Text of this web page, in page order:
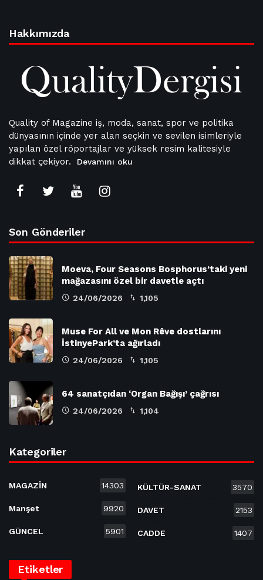
Hakkımızda
Quality of Magazine iş, moda, sanat, spor ve politika
dünyasının içinde yer alan seçkin ve sevilen isimleriyle
yapılan özel röportajlar ve yüksek resim kalitesiyle
dikkat çekiyor.
Devamını oku
Son Gönderiler
Moeva, Four Seasons Bosphorus’taki yeni
mağazasını özel bir davetle açtı
24/06/2026 1,105
Muse For All ve Mon Rêve dostlarını
İstinyePark’ta ağırladı
24/06/2026 1,105
64 sanatçıdan ‘Organ Bağışı’ çağrısı
24/06/2026 1,104
Kategoriler
MAGAZİN 14303
Manşet 9920
GÜNCEL 5901
KÜLTÜR-SANAT 3570
DAVET 2153
CADDE 1407
Etiketler